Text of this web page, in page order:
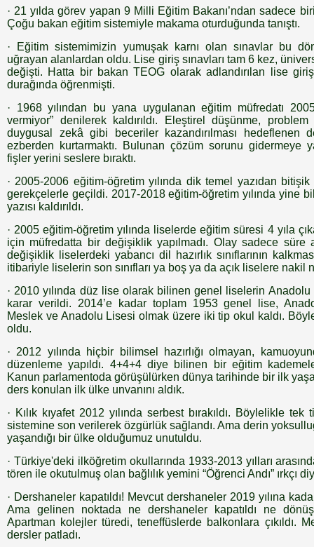
· 21 yılda görev yapan 9 Milli Eğitim Bakanı’ndan sadece
Çoğu bakan eğitim sistemiyle makama oturduğunda tanıştı.
· Eğitim sistemimizin yumuşak karnı olan sınavlar bu
uğrayan alanlardan oldu. Lise giriş sınavları tam 6 kez,
değişti. Hatta bir bakan TEOG olarak adlandırılan lise giriş
durağında öğrenmişti.
· 1968 yılından bu yana uygulanan eğitim müfredatı
vermiyor” denilerek kaldırıldı. Eleştirel düşünme, problem
duygusal zekâ gibi beceriler kazandırılması hedeflenen
ezberden kurtarmaktı. Bulunan çözüm sorunu gidermeye
fişler yerini seslere bıraktı.
· 2005-2006 eğitim-öğretim yılında dik temel yazıdan
gerekçelerle geçildi. 2017-2018 eğitim-öğretim yılında yine
yazısı kaldırıldı.
· 2005 eğitim-öğretim yılında liselerde eğitim süresi 4 yıla
için müfredatta bir değişiklik yapılmadı. Olay sadece süre
değişiklik liselerdeki yabancı dil hazırlık sınıflarının
itibariyle liselerin son sınıfları ya boş ya da açık liselere nakil
· 2010 yılında düz lise olarak bilinen genel liselerin
karar verildi. 2014’e kadar toplam 1953 genel lise,
Meslek ve Anadolu Lisesi olmak üzere iki tip okul kaldı.
oldu.
· 2012 yılında hiçbir bilimsel hazırlığı olmayan,
düzenleme yapıldı. 4+4+4 diye bilinen bir eğitim
Kanun parlamentoda görüşülürken dünya tarihinde bir ilk
ders konulan ilk ülke unvanını aldık.
· Kılık kıyafet 2012 yılında serbest bırakıldı. Böylelikle
sistemine son verilerek özgürlük sağlandı. Ama derin
yaşandığı bir ülke olduğumuz unutuldu.
· Türkiye'deki ilköğretim okullarında 1933-2013 yılları
tören ile okutulmuş olan bağlılık yemini “Öğrenci Andı” ırkçı
· Dershaneler kapatıldı! Mevcut dershaneler 2019 yılına
Ama gelinen noktada ne dershaneler kapatıldı ne
Apartman kolejler türedi, teneffüslerde balkonlara çıkıldı.
dersler patladı.